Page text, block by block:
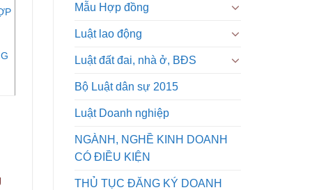
Mẫu Hợp đồng
Luật lao động
Luật đất đai, nhà ở, BĐS
Bộ Luật dân sự 2015
Luật Doanh nghiệp
NGÀNH, NGHỀ KINH DOANH
CÓ ĐIỀU KIỆN
THỦ TỤC ĐĂNG KÝ DOANH